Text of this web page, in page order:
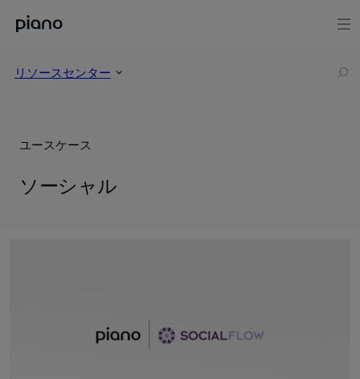
リソースセンター
ユースケース
ソーシャル